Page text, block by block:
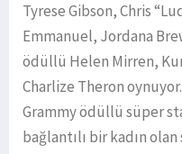
Tyrese Gibson, Chris
Emmanuel, Jordana
ödüllü Helen Mirren,
Charlize Theron oynuyor.
Grammy ödüllü süper
bağlantılı bir kadın